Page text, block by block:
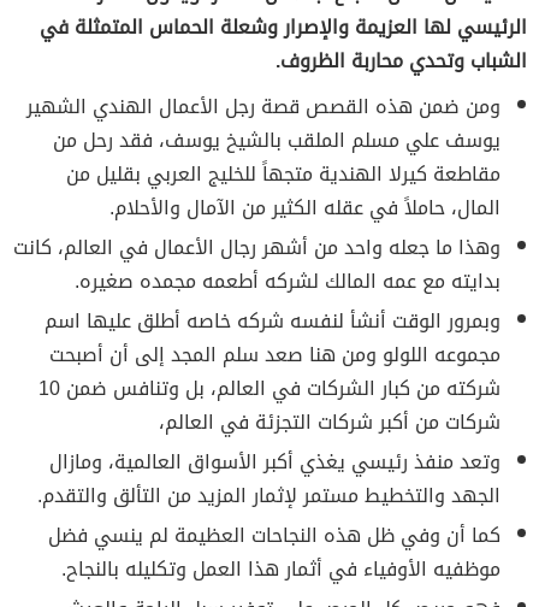
الرئيسي لها العزيمة والإصرار وشعلة الحماس المتمثلة في
الشباب وتحدي محاربة الظروف.
ومن ضمن هذه القصص قصة رجل الأعمال الهندي الشهير
يوسف علي مسلم الملقب بالشيخ يوسف، فقد رحل من
مقاطعة كيرلا الهندية متجهاً للخليج العربي بقليل من
المال، حاملاً في عقله الكثير من الآمال والأحلام.
وهذا ما جعله واحد من أشهر رجال الأعمال في العالم، كانت
بدايته مع عمه المالك لشركه أطعمه مجمده صغيره.
وبمرور الوقت أنشأ لنفسه شركه خاصه أطلق عليها اسم
مجموعه اللولو ومن هنا صعد سلم المجد إلى أن أصبحت
شركته من كبار الشركات في العالم، بل وتنافس ضمن 10
شركات من أكبر شركات التجزئة في العالم،
وتعد منفذ رئيسي يغذي أكبر الأسواق العالمية، ومازال
الجهد والتخطيط مستمر لإثمار المزيد من التألق والتقدم.
كما أن وفي ظل هذه النجاحات العظيمة لم ينسي فضل
موظفيه الأوفياء في أثمار هذا العمل وتكليله بالنجاح.